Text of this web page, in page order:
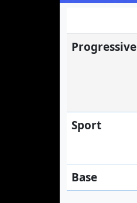
Progressive
Sport
Base